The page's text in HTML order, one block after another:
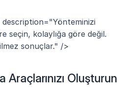
seçin, kolaylığa göre değil.
sonuçlar." />
Araçlarınızı Oluşturun